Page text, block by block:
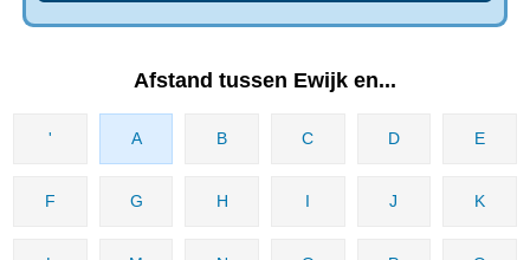
Afstand tussen Ewijk en...
' A B C D E
F G H I J K